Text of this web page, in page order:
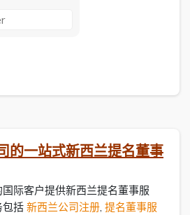
的一站式新西兰提名董事
际客户提供新西兰提名董事服
包括 新西兰公司注册, 提名董事服